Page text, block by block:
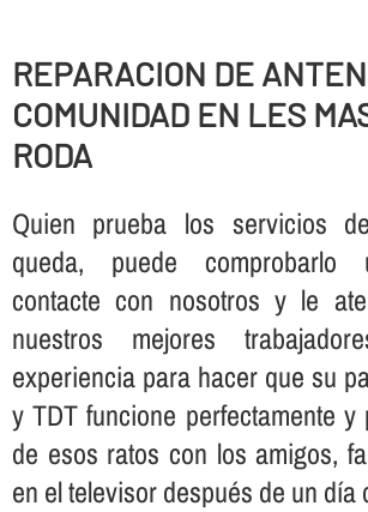
REPARACION DE
COMUNIDAD EN LES
RODA
Quien prueba los servicios
queda, puede comprobarlo
contacte con nosotros y le
nuestros mejores
experiencia para hacer que su
y TDT funcione perfectamente y
de esos ratos con los amigos,
en el televisor después de un dí­a